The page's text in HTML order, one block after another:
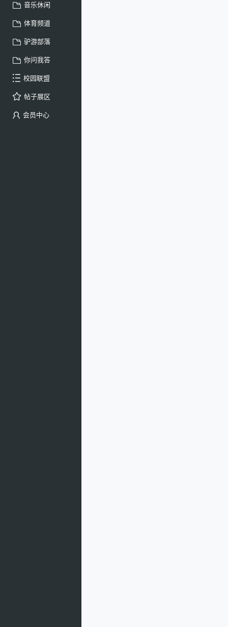
音乐休闲
体育频道
驴游部落
你问我答
校园联盟
帖子展区
会员中心